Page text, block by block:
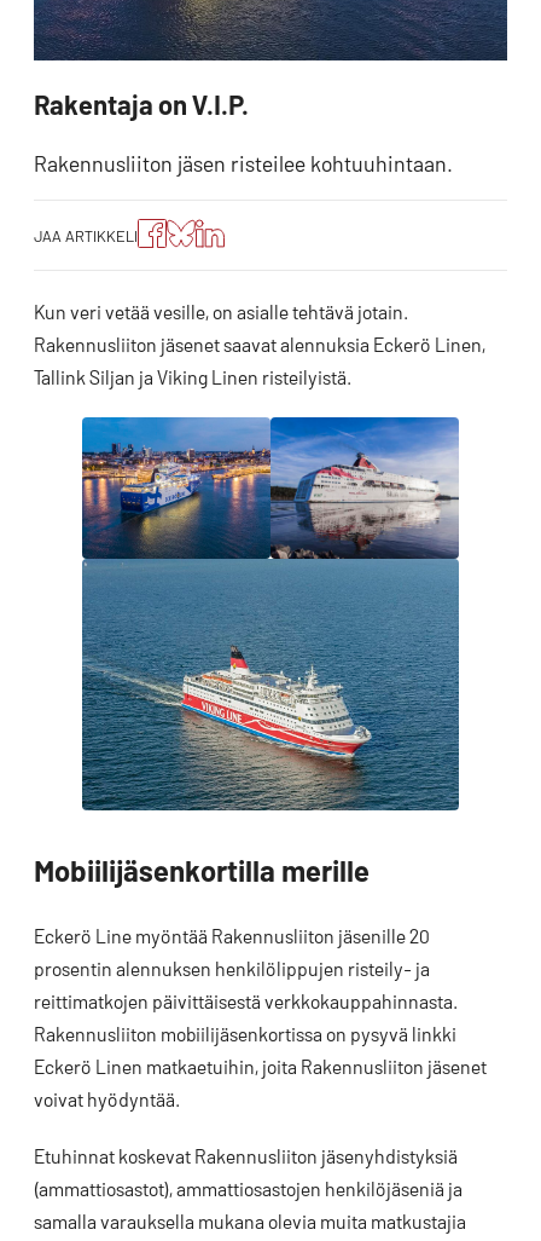
Rakentaja on V.I.P.
Rakennusliiton jäsen risteilee kohtuuhintaan.
JAA ARTIKKELI
Jaa
artikkeli
Facebookissa
Jaa
artikkeli
Blueskyssa
Jako:
Jaa
artikkeli
Kun veri vetää vesille, on asialle tehtävä jotain.
Rakennusliiton jäsenet saavat alennuksia Eckerö Linen,
Tallink Siljan ja Viking Linen risteilyistä.
Mobiilijäsenkortilla merille
Eckerö Line myöntää Rakennusliiton jäsenille 20
prosentin alennuksen henkilölippujen risteily- ja
reittimatkojen päivittäisestä verkkokauppahinnasta.
Rakennusliiton mobiilijäsenkortissa on pysyvä linkki
Eckerö Linen matkaetuihin, joita Rakennusliiton jäsenet
voivat hyödyntää.
Etuhinnat koskevat Rakennusliiton jäsenyhdistyksiä
(ammattiosastot), ammattiosastojen henkilöjäseniä ja
samalla varauksella mukana olevia muita matkustajia